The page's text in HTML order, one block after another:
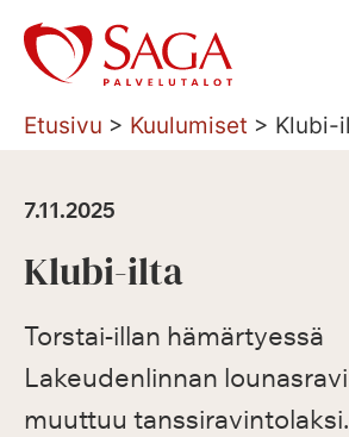
Siirry
sisältöön
Etusivu > Kuulumiset > Klubi-
7.11.2025
Klubi-ilta
Torstai-illan hämärtyessä
Lakeudenlinnan
muuttuu